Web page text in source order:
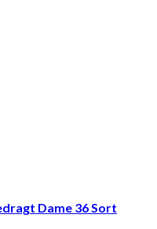
Dame 36 Sort